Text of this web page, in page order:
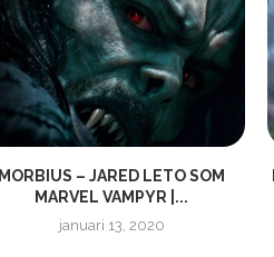
MORBIUS – JARED LETO SOM
MARVEL VAMPYR |...
januari 13, 2020